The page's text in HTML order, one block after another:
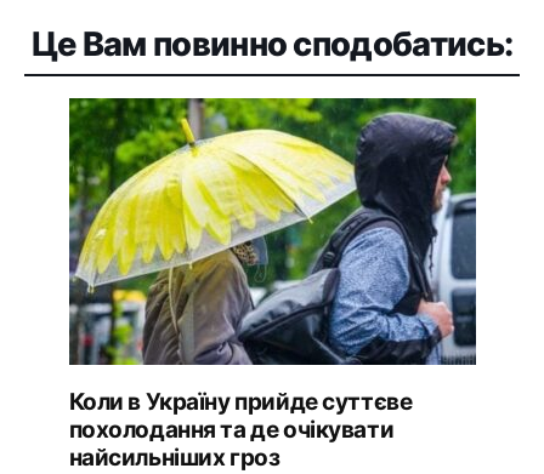
Це Вам повинно сподобатись:
Коли в Україну прийде суттєве
похолодання та де очікувати
найсильніших гроз